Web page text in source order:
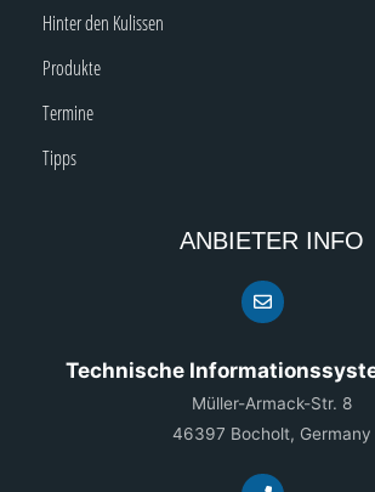
Hinter den Kulissen
Produkte
Termine
Tipps
ANBIETER INFO
Technische
Müller-Armack-Str. 8
46397 Bocholt, Germany